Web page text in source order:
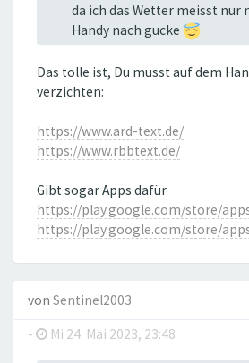
da ich das Wetter meisst nur
Handy nach gucke
Das tolle ist, Du musst auf dem
verzichten:
https://www.ard-text.de/
https://www.rbbtext.de/
Gibt sogar Apps dafür
https://play.google.com/store/
https://play.google.com/store/
von Sentinel2003
-
Mi 24. Mai 2023, 23:48